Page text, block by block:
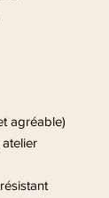
agréable)